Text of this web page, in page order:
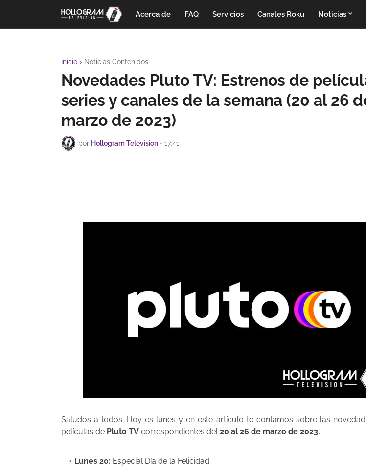
Acerca de FAQ Servicios Canales Roku Noticias
Inicio Noticias Contenidos
Novedades Pluto TV: Estrenos de
series y canales de la semana (20 al 26
marzo de 2023)
por Hollogram Television • 17:41
Saludos a todos. Hoy es lunes y en este artículo te contamos sobre las
películas de Pluto TV correspondientes del20 al 26 de marzo de 2023.
Lunes 20: Especial Día de la Felicidad